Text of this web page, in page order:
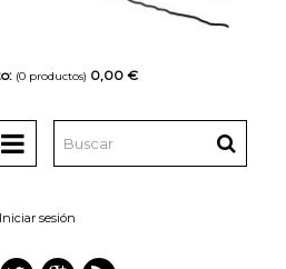
(0 productos) 0,00 €
Iniciar sesión